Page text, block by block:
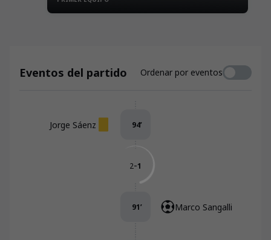
Eventos del partido Ordenar por eventos
Jorge Sáenz 94’
2-1
Marco Sangalli
91’